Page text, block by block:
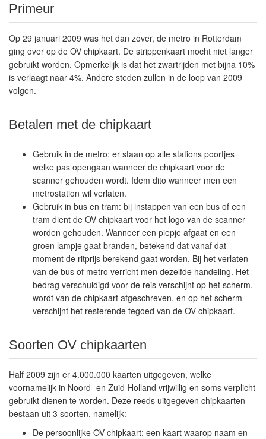
Primeur
Op 29 januari 2009 was het dan zover, de metro in Rotterdam
ging over op de OV chipkaart. De strippenkaart mocht niet langer
gebruikt worden. Opmerkelijk is dat het zwartrijden met bijna 10%
is verlaagt naar 4%. Andere steden zullen in de loop van 2009
volgen.
Betalen met de chipkaart
Gebruik in de metro: er staan op alle stations poortjes
welke pas opengaan wanneer de chipkaart voor de
scanner gehouden wordt. Idem dito wanneer men een
metrostation wil verlaten.
Gebruik in bus en tram: bij instappen van een bus of een
tram dient de OV chipkaart voor het logo van de scanner
worden gehouden. Wanneer een piepje afgaat en een
groen lampje gaat branden, betekend dat vanaf dat
moment de ritprijs berekend gaat worden. Bij het verlaten
van de bus of metro verricht men dezelfde handeling. Het
bedrag verschuldigd voor de reis verschijnt op het scherm,
wordt van de chipkaart afgeschreven, en op het scherm
verschijnt het resterende tegoed van de OV chipkaart.
Soorten OV chipkaarten
Half 2009 zijn er 4.000.000 kaarten uitgegeven, welke
voornamelijk in Noord- en Zuid-Holland vrijwillig en soms verplicht
gebruikt dienen te worden. Deze reeds uitgegeven chipkaarten
bestaan uit 3 soorten, namelijk:
De persoonlijke OV chipkaart: een kaart waarop naam en